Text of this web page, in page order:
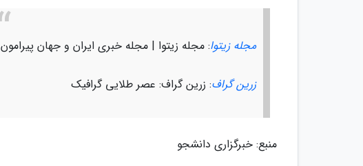
مجله زیتوا: مجله زیتوا | مجله خبری ایران و جهان پیرامون
زرین گراف: زرین گراف: عصر طلایی گرافیک
منبع: خبرگزاری دانشجو